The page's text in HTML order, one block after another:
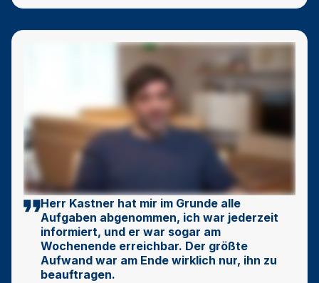
Herr Kastner hat mir im Grunde alle
Aufgaben abgenommen, ich war jederzeit
informiert, und er war sogar am
Wochenende erreichbar. Der größte
Aufwand war am Ende wirklich nur, ihn zu
beauftragen.